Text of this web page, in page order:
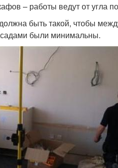
– работы ведут от угла
быть такой, чтобы
были минимальны.